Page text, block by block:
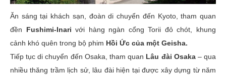
Ăn sáng tại khách sạn, đoàn di chuyển đến Kyoto, tham quan
đền Fushimi-Inarivới hàng ngàn cổng Torii đỏ chót, khung
cảnh khó quên trong bộ phim Hồi Ức của một Geisha.
Tiếp tục di chuyển đến Osaka, tham quan Lâu đài Osaka– qua
nhiều thăng trầm lịch sử, lâu đài hiện tại được xây dựng từ năm